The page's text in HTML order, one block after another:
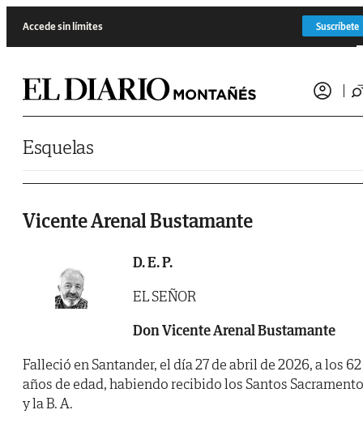
Accede sin límites Suscríbete
Esquelas
Vicente Arenal Bustamante
D. E. P.
EL SEÑOR
Don Vicente Arenal Bustamante
Falleció en Santander, el día 27 de abril de 2026, a los 62
años de edad, habiendo recibido los Santos
y la B. A.